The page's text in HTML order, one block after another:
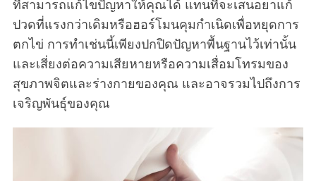
ที่สามารถแก้ไขปัญหาให้คุณได้ แทนที่จะเสนอยาแก้
ปวดที่แรงกว่าเดิมหรือฮอร์โมนคุมกำเนิดเพื่อหยุดการ
ตกไข่ การทำเช่นนี้เพียงปกปิดปัญหาพื้นฐานไว้เท่านั้น
และเสี่ยงต่อความเสียหายหรือความเสื่อมโทรมของ
สุขภาพจิตและร่างกายของคุณ และอาจรวมไปถึงการ
เจริญพันธุ์ของคุณ